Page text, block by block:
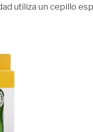
utiliza un cepillo